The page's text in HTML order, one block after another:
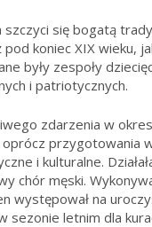
się bogatą
pod koniec XIX wieku,
były zespoły
i patriotycznych.
zdarzenia w
przygotowania
i kulturalne.
chór męski.
występował na
sezonie letnim dla